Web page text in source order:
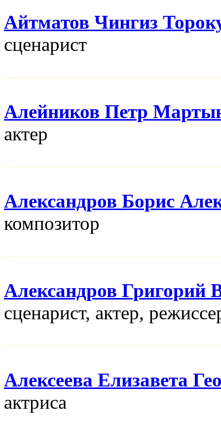
Айтматов Чингиз
сценарист
Алейников Петр
актер
Александров Борис
композитор
Александров Григорий
сценарист, актер,
Алексеева Елизавета
актриса